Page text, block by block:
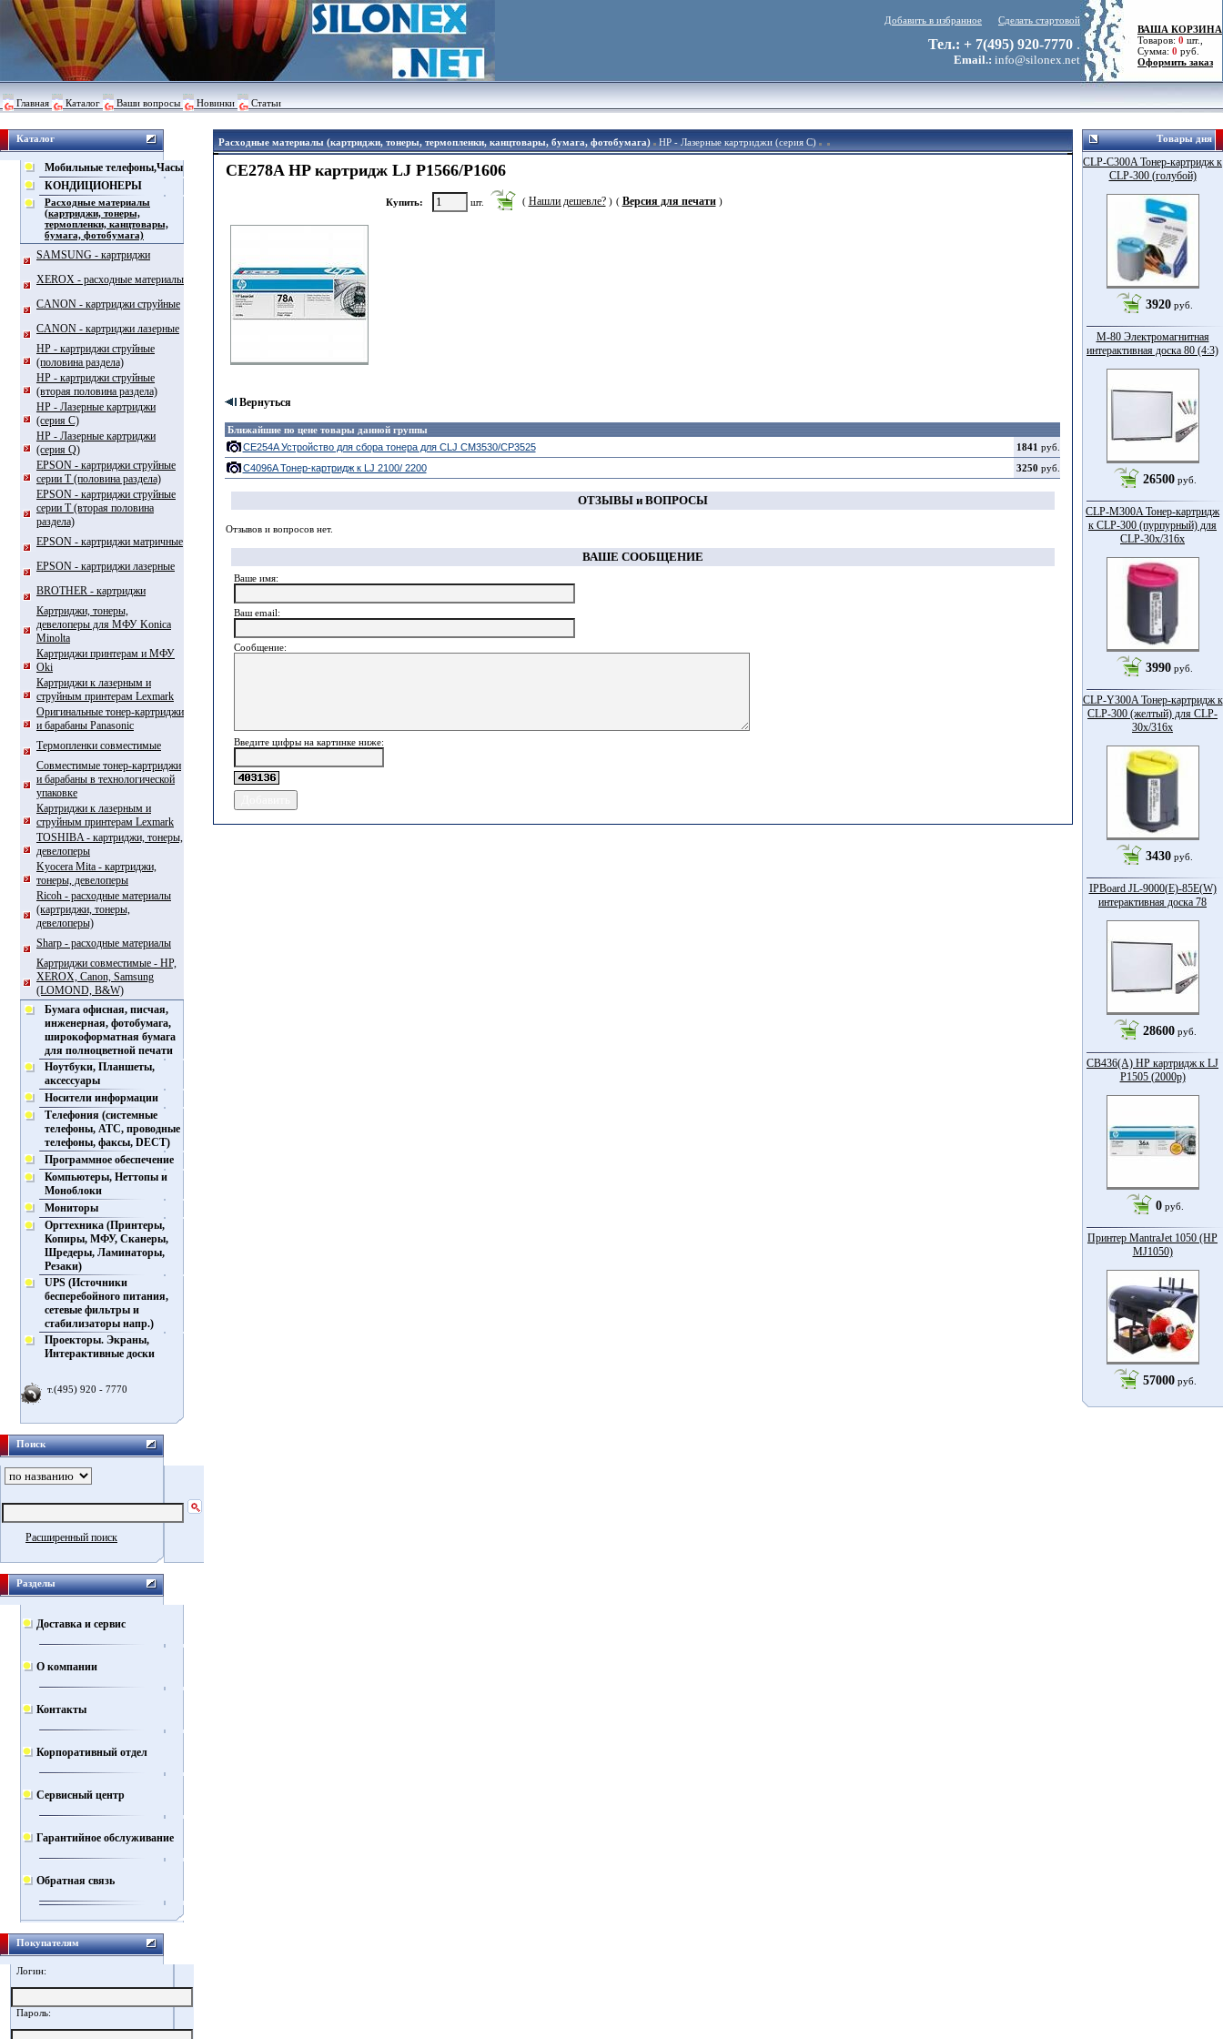
Добавить в избранное Сделать стартовой
Тел.: + 7(495) 920-7770 .
Email.: info@silonex.net
Главная Каталог Ваши вопросы Новинки Статьи
ВАША КОРЗИНА
Товаров: 0 шт.,
Сумма: 0 руб.
Оформить заказ
Каталог
Мобильные телефоны,Часы
КОНДИЦИОНЕРЫ
Расходные материалы
(картриджи, тонеры,
термопленки, канцтовары,
бумага, фотобумага)
SAMSUNG - картриджи
XEROX - расходные материалы
CANON - картриджи струйные
CANON - картриджи лазерные
HP - картриджи струйные
(половина раздела)
HP - картриджи струйные
(вторая половина раздела)
HP - Лазерные картриджи
(серия С)
HP - Лазерные картриджи
(серия Q)
EPSON - картриджи струйные
серии T (половина раздела)
EPSON - картриджи струйные
серии Т (вторая половина
раздела)
EPSON - картриджи матричные
EPSON - картриджи лазерные
BROTHER - картриджи
Картриджи, тонеры,
девелоперы для МФУ Konica
Minolta
Картриджи принтерам и МФУ
Oki
Картриджи к лазерным и
струйным принтерам Lexmark
Оригинальные тонер-картриджи
и барабаны Panasonic
Термопленки совместимые
Совместимые тонер-картриджи
и барабаны в технологической
упаковке
Картриджи к лазерным и
струйным принтерам Lexmark
TOSHIBA - картриджи, тонеры,
девелоперы
Kyocera Mita - картриджи,
тонеры, девелоперы
Ricoh - расходные материалы
(картриджи, тонеры,
девелоперы)
Sharp - расходные материалы
Картриджи совместимые - HP,
XEROX, Canon, Samsung
(LOMOND, B&W)
Бумага офисная, писчая,
инженерная, фотобумага,
широкоформатная бумага
для полноцветной печати
Ноутбуки, Планшеты,
аксессуары
Носители информации
Телефония (системные
телефоны, АТС, проводные
телефоны, факсы, DECT)
Программное обеспечение
Компьютеры, Неттопы и
Моноблоки
Мониторы
Оргтехника (Принтеры,
Копиры, МФУ, Сканеры,
Шредеры, Ламинаторы,
Резаки)
UPS (Источники
бесперебойного питания,
сетевые фильтры и
стабилизаторы напр.)
Проекторы. Экраны,
Интерактивные доски
т.(495) 920 - 7770
Поиск
Расширенный поиск
Разделы
Доставка и сервис
О компании
Контакты
Корпоративный отдел
Сервисный центр
Гарантийное обслуживание
Обратная связь
Покупателям
Логин:
Пароль:
Расходные материалы (картриджи, тонеры, термопленки, канцтовары, бумага, фотобумага) HP - Лазерные картриджи (серия С)
CE278A HP картридж LJ P1566/P1606
Купить: шт. ( Нашли дешевле?) ( Версия для печати)
Вернуться
Ближайшие по цене товары данной группы
CE254A Устройство для сбора тонера для СLJ CM3530/CP3525
1841 руб.
C4096A Тонер-картридж к LJ 2100/ 2200
3250 руб.
ОТЗЫВЫ и ВОПРОСЫ
Отзывов и вопросов нет.
ВАШЕ СООБЩЕНИЕ
Ваше имя:
Ваш еmail:
Сообщение:
Введите цифры на картинке ниже:
Товары дня
CLP-C300A Тонер-картридж к
CLP-300 (голубой)
3920 руб.
M-80 Электромагнитная
интерактивная доска 80 (4:3)
26500 руб.
CLP-M300A Тонер-картридж
к CLP-300 (пурпурный) для
CLP-30x/316x
3990 руб.
CLP-Y300A Тонер-картридж к
CLP-300 (желтый) для CLP-
30x/316x
3430 руб.
IPBoard JL-9000(E)-85Е(W)
интерактивная доска 78
28600 руб.
CB436(A) HP картридж к LJ
P1505 (2000p)
0 руб.
Принтер MantraJet 1050 (HP
MJ1050)
57000 руб.